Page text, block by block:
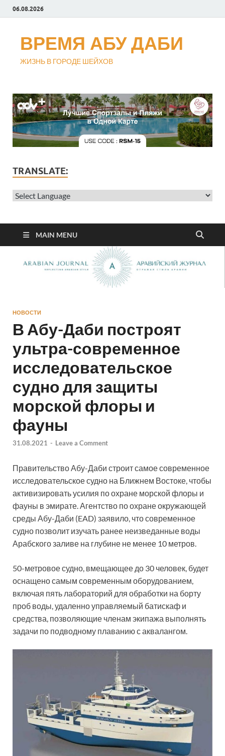
06.08.2026
ВРЕМЯ АБУ ДАБИ
ЖИЗНЬ В ГОРОДЕ ШЕЙХОВ
TRANSLATE:
MAIN MENU
НОВОСТИ
В Абу-Даби построят
ультра-современное
исследовательское
судно для защиты
морской флоры и
фауны
31.08.2021 - Leave a Comment
Правительство Абу-Даби строит самое современное
исследовательское судно на Ближнем Востоке, чтобы
активизировать усилия по охране морской флоры и
фауны в эмирате. Агентство по охране окружающей
среды Абу-Даби (EAD) заявило, что современное
судно позволит изучать ранее неизведанные воды
Арабского заливе на глубине не менее 10 метров.
50-метровое судно, вмещающее до 30 человек, будет
оснащено самым современным оборудованием,
включая пять лабораторий для обработки на борту
проб воды, удаленно управляемый батискаф и
средства, позволяющие членам экипажа выполнять
задачи по подводному плаванию с аквалангом.